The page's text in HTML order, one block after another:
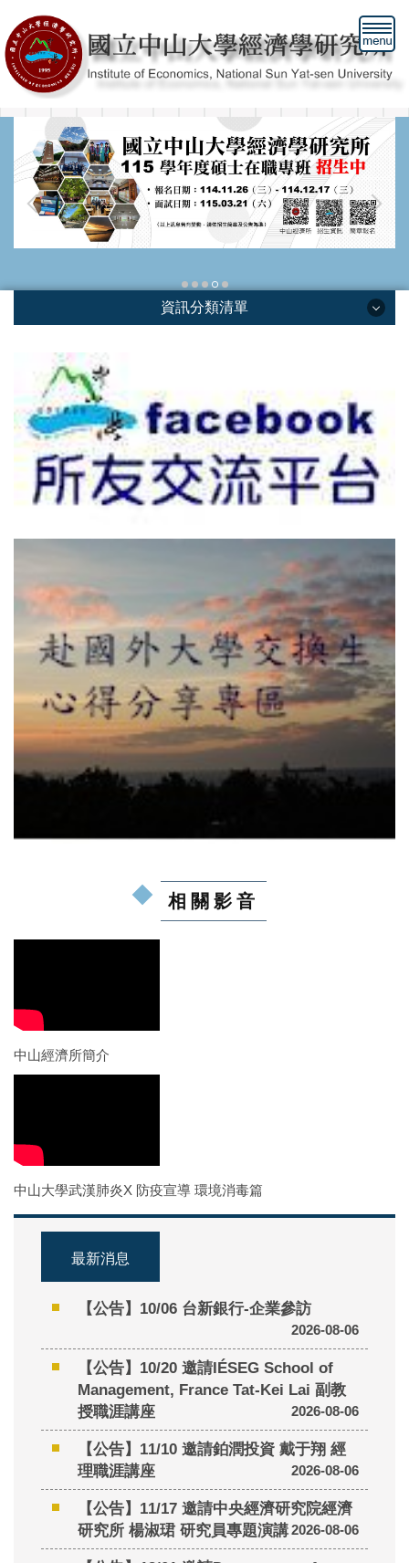
到
主
要
容
資訊分類清單
本所簡介
專題演講
師資及人員
招生訊息
獎助學金
表單與法規
所務基金勸募
行事曆
赴國外大學交換生心得分享
相關影音
中山經濟所簡介
中山大學武漢肺炎X 防疫宣導 環境消毒篇
最新消息
【公告】10/06 台新銀行-企業參訪
2026-08-06
【公告】10/20 邀請IÉSEG School of
Management, France Tat-Kei Lai 副教
授職涯講座
2026-08-06
【公告】11/10 邀請鉑潤投資 戴于翔 經
理職涯講座
2026-08-06
【公告】11/17 邀請中央經濟研究院經濟
研究所 楊淑珺 研究員專題演講2026-08-06